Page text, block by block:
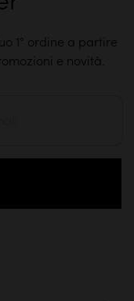
1° ordine a partire
e novità.